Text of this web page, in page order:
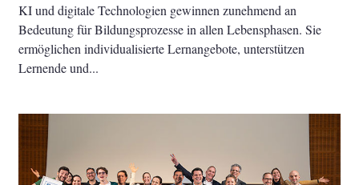
KI und digitale Technologien gewinnen zunehmend an
Bedeutung für Bildungsprozesse in allen Lebensphasen. Sie
ermöglichen individualisierte Lernangebote, unterstützen
Lernende und